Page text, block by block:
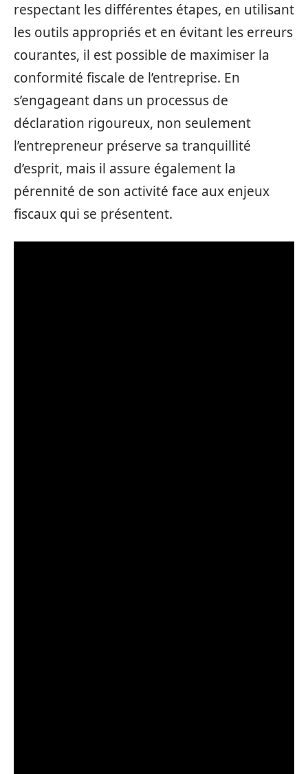
respectant les différentes étapes, en utilisant
les outils appropriés et en évitant les erreurs
courantes, il est possible de maximiser la
conformité fiscale de l’entreprise. En
s’engageant dans un processus de
déclaration rigoureux, non seulement
l’entrepreneur préserve sa tranquillité
d’esprit, mais il assure également la
pérennité de son activité face aux enjeux
fiscaux qui se présentent.